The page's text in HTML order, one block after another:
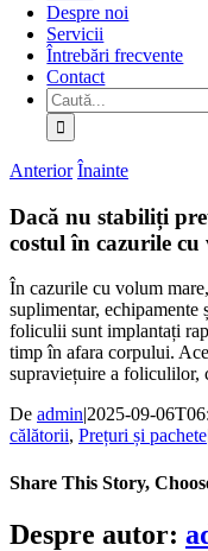
Despre noi
Servicii
Întrebări frecvente
Contact
Caută:
Anterior Înainte
Dacă nu stabiliți
costul în cazurile
În cazurile cu volum
suplimentar, echipamente
foliculii sunt implantați
timp în afara corpului.
supraviețuire a foliculilor,
De admin|2025-09-
călătorii, Prețuri și pachete
Share This Story,
Facebook
X
Bluesky
Reddit
LinkedIn
WhatsApp
Telegram
Tumblr
Pinterest
Xing
Email
Despre autor: